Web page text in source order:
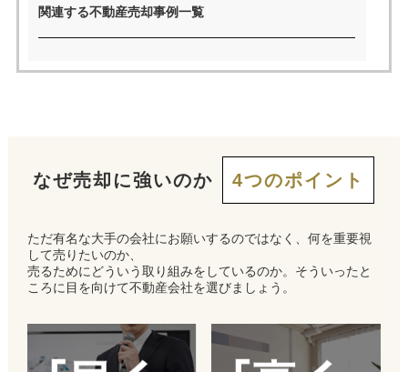
来店予約
関連する不動産売却事例一覧
なぜ売却に強いのか 4つのポイント
ただ有名な大手の会社にお願いするのではなく、何を重要視
して売りたいのか、
売るためにどういう取り組みをしているのか。そういったと
ころに目を向けて不動産会社を選びましょう。